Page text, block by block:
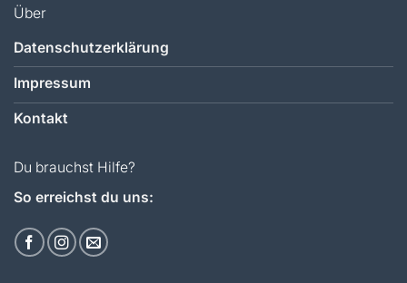
Über
Datenschutzerklärung
Impressum
Kontakt
Du brauchst Hilfe?
So erreichst du uns: